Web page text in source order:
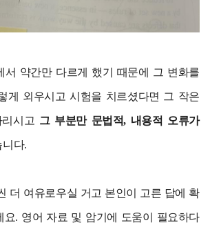
서 약간만 다르게 했기 때문에 그 변화를
게 외우시고 시험을 치르셨다면 그 작은
시고 그 부분만 문법적, 내용적 오류가
니다.
더 여유로우실 거고 본인이 고른 답에 확
요. 영어 자료 및 암기에 도움이 필요하다